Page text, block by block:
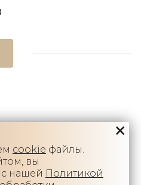
cookie файлы.
вы
с нашей Политикой